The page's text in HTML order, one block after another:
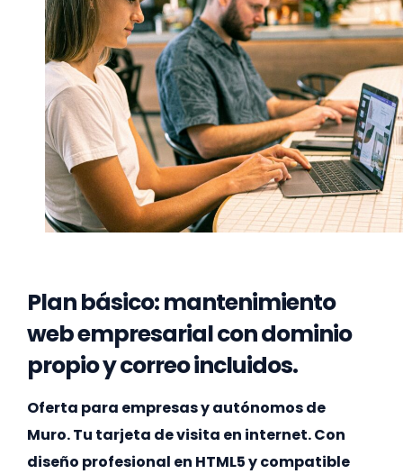
Plan básico: mantenimiento
web empresarial con dominio
propio y correo incluidos.
Oferta para empresas y autónomos de
Muro. Tu tarjeta de visita en internet. Con
diseño profesional en HTML5 y compatible